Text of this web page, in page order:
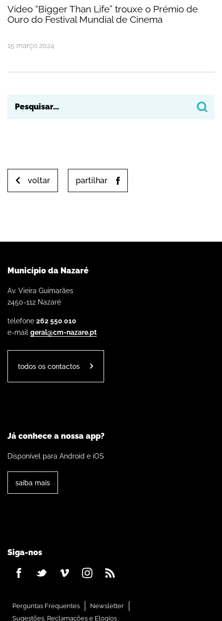
Vídeo “Bigger Than Life” trouxe o Prémio de
Ouro do Festival Mundial de Cinema
15 março 2024
voltar partilhar
Município da Nazaré
Av. Vieira Guimarães
2450-112 Nazaré
telefone 262 550 010
e-mail geral@cm-nazare.pt
todos os contactos
Já conhece a nossa app?
Disponível para Android e iOS
saiba mais
Siga-nos
Perguntas Frequentes
Newsletter
Sugestões, Reclamações e Elogios